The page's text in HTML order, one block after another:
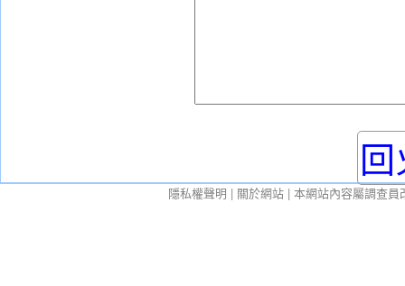
隱私權聲明 | 關於網站 | 本網站內容屬調查